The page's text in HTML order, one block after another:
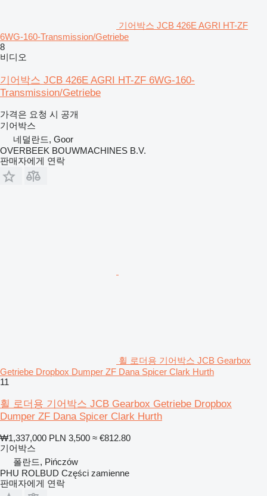
기어박스 JCB 426E AGRI HT-ZF
6WG-160-Transmission/Getriebe
8
비디오
기어박스 JCB 426E AGRI HT-ZF 6WG-160-
Transmission/Getriebe
가격은 요청 시 공개
기어박스
네덜란드, Goor
OVERBEEK BOUWMACHINES B.V.
판매자에게 연락
휠 로더용 기어박스 JCB Gearbox
Getriebe Dropbox Dumper ZF Dana Spicer Clark Hurth
11
휠 로더용 기어박스 JCB Gearbox Getriebe Dropbox
Dumper ZF Dana Spicer Clark Hurth
₩1,337,000 PLN 3,500 ≈ €812.80
기어박스
폴란드, Pińczów
PHU ROLBUD Części zamienne
판매자에게 연락